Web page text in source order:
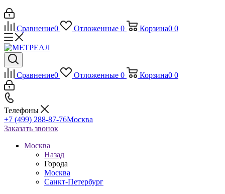
Сравнение0 Отложенные 0 Корзина0 0
Сравнение0 Отложенные 0 Корзина0 0
Телефоны
+7 (499) 288-87-76Москва
Заказать звонок
Москва
Назад
Города
Москва
Санкт-Петербург